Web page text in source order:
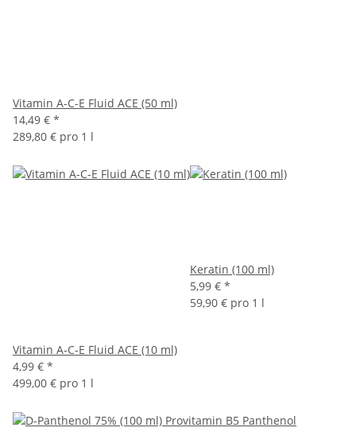
Vitamin A-C-E Fluid ACE (50 ml)
14,49 € *
289,80 € pro 1 l
Vitamin A-C-E Fluid ACE (10 ml)
4,99 € *
499,00 € pro 1 l
Keratin (100 ml)
5,99 € *
59,90 € pro 1 l